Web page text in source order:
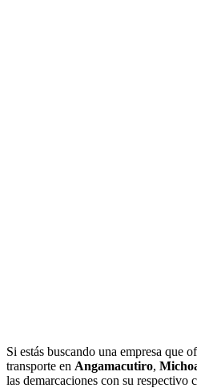
Si estás buscando una empresa que
transporte en Angamacutiro,
las demarcaciones con su respectivo